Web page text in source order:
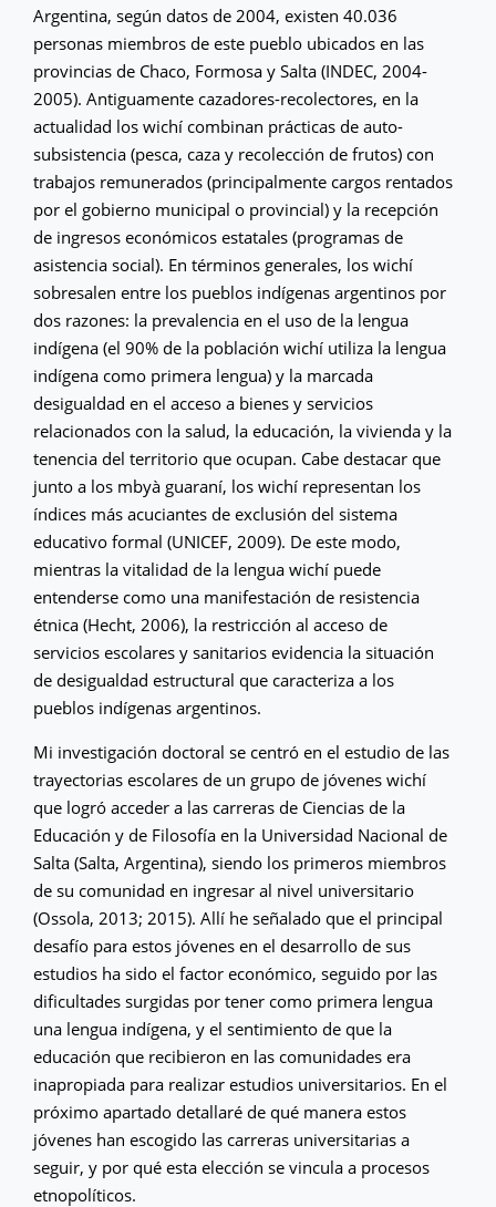
Argentina, según datos de 2004, existen 40.036
personas miembros de este pueblo ubicados en las
provincias de Chaco, Formosa y Salta (INDEC, 2004-
2005). Antiguamente cazadores-recolectores, en la
actualidad los wichí combinan prácticas de auto-
subsistencia (pesca, caza y recolección de frutos) con
trabajos remunerados (principalmente cargos rentados
por el gobierno municipal o provincial) y la recepción
de ingresos económicos estatales (programas de
asistencia social). En términos generales, los wichí
sobresalen entre los pueblos indígenas argentinos por
dos razones: la prevalencia en el uso de la lengua
indígena (el 90% de la población wichí utiliza la lengua
indígena como primera lengua) y la marcada
desigualdad en el acceso a bienes y servicios
relacionados con la salud, la educación, la vivienda y la
tenencia del territorio que ocupan. Cabe destacar que
junto a los mbyà guaraní, los wichí representan los
índices más acuciantes de exclusión del sistema
educativo formal (UNICEF, 2009). De este modo,
mientras la vitalidad de la lengua wichí puede
entenderse como una manifestación de resistencia
étnica (Hecht, 2006), la restricción al acceso de
servicios escolares y sanitarios evidencia la situación
de desigualdad estructural que caracteriza a los
pueblos indígenas argentinos.
Mi investigación doctoral se centró en el estudio de las
trayectorias escolares de un grupo de jóvenes wichí
que logró acceder a las carreras de Ciencias de la
Educación y de Filosofía en la Universidad Nacional de
Salta (Salta, Argentina), siendo los primeros miembros
de su comunidad en ingresar al nivel universitario
(Ossola, 2013; 2015). Allí he señalado que el principal
desafío para estos jóvenes en el desarrollo de sus
estudios ha sido el factor económico, seguido por las
dificultades surgidas por tener como primera lengua
una lengua indígena, y el sentimiento de que la
educación que recibieron en las comunidades era
inapropiada para realizar estudios universitarios. En el
próximo apartado detallaré de qué manera estos
jóvenes han escogido las carreras universitarias a
seguir, y por qué esta elección se vincula a procesos
etnopolíticos.